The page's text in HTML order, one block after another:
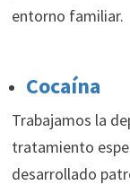
entorno familiar.
Cocaína
Trabajamos la
tratamiento
desarrollado